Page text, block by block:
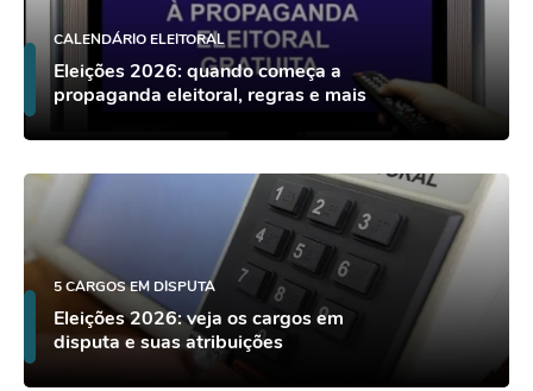
CALENDÁRIO ELEITORAL
Eleições 2026: quando começa a
propaganda eleitoral, regras e mais
5 CARGOS EM DISPUTA
Eleições 2026: veja os cargos em
disputa e suas atribuições